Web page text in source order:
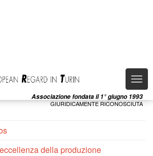
Associazione fondata il 1° giugno 1993
GIURIDICAMENTE RICONOSCIUTA
della produzione